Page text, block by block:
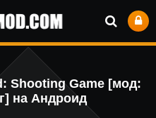
Shooting Game [мод:
на Андроид